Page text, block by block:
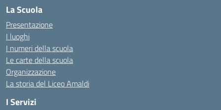
La Scuola
Presentazione
I luoghi
I numeri della scuola
Le carte della scuola
Organizzazione
La storia del Liceo Amaldi
I Servizi